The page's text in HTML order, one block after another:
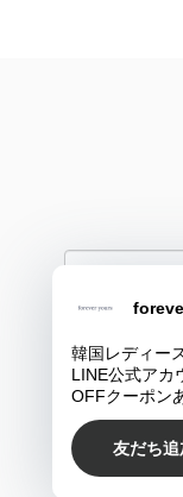
COPYRIGHT © 韓